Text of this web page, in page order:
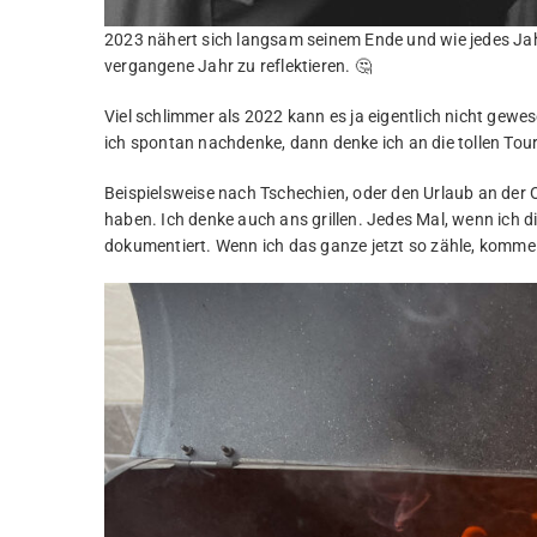
2023 nähert sich langsam seinem Ende und wie jedes
vergangene Jahr zu reflektieren. 🤔
Viel schlimmer als 2022 kann es ja eigentlich nicht
ich spontan nachdenke, dann denke ich an die tollen
Beispielsweise nach Tschechien, oder den Urlaub an
haben. Ich denke auch ans grillen. Jedes Mal, wenn ich
dokumentiert. Wenn ich das ganze jetzt so zähle,